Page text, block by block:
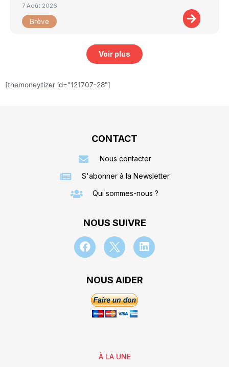
7 Août 2026
Brève
Voir plus
[themoneytizer id="121707-28"]
CONTACT
Nous contacter
S'abonner à la Newsletter
Qui sommes-nous ?
NOUS SUIVRE
NOUS AIDER
À LA UNE